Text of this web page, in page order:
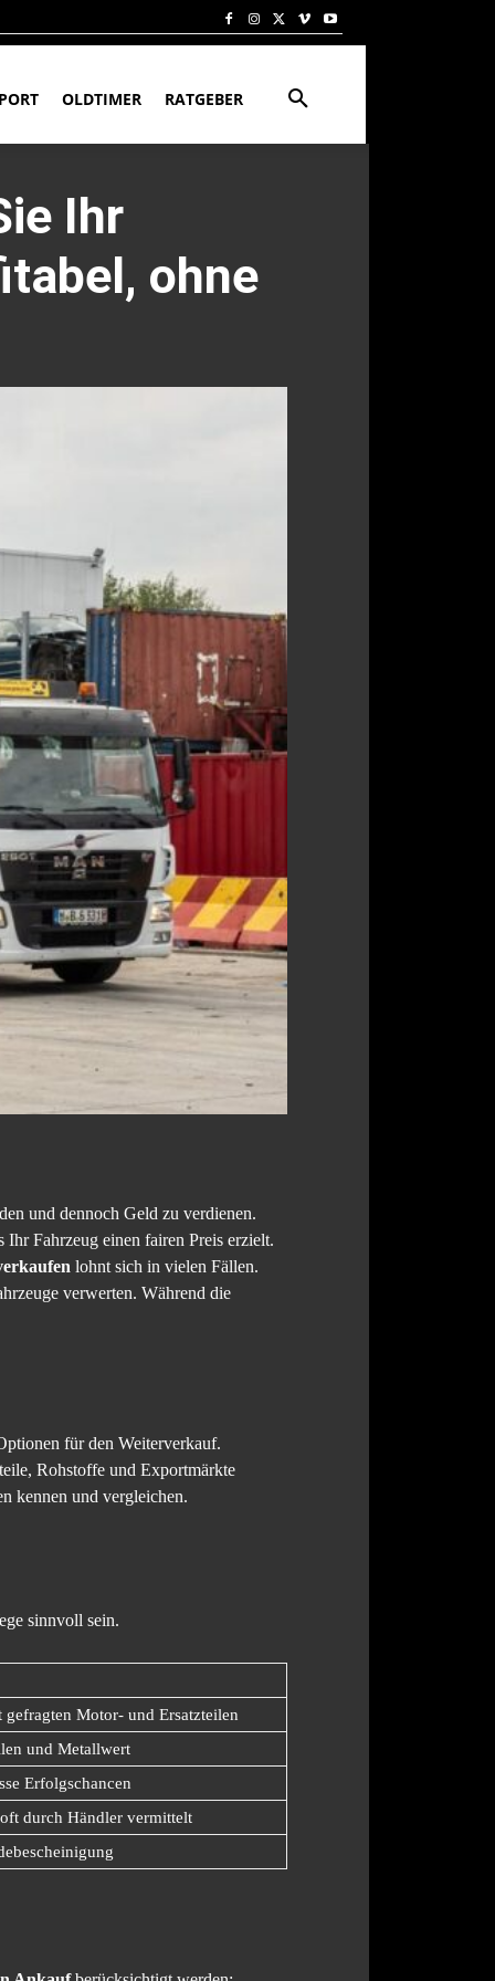
OLDTIMER RATGEBER
Ihr
ohne
und dennoch Geld zu verdienen.
Fahrzeug einen fairen Preis erzielt.
lohnt sich in vielen Fällen.
verwerten. Während die
für den Weiterverkauf.
Rohstoffe und Exportmärkte
kennen und vergleichen.
sinnvoll sein.
Motor- und Ersatzteilen
und Metallwert
Erfolgschancen
durch Händler vermittelt